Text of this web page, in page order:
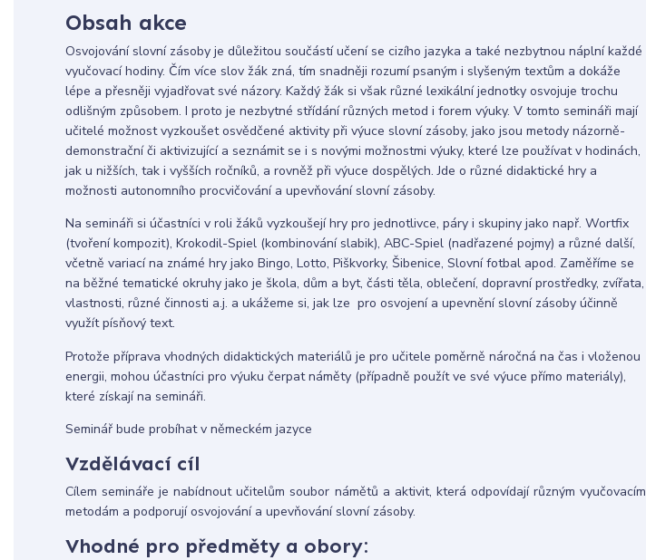
Obsah akce
Osvojování slovní zásoby je důležitou součástí učení se cizího jazyka a také nezbytnou náplní každé
vyučovací hodiny. Čím více slov žák zná, tím snadněji rozumí psaným i slyšeným textům a dokáže
lépe a přesněji vyjadřovat své názory. Každý žák si však různé lexikální jednotky osvojuje trochu
odlišným způsobem. I proto je nezbytné střídání různých metod i forem výuky. V tomto semináři mají
učitelé možnost vyzkoušet osvědčené aktivity při výuce slovní zásoby, jako jsou metody názorně-
demonstrační či aktivizující a seznámit se i s novými možnostmi výuky, které lze používat v hodinách,
jak u nižších, tak i vyšších ročníků, a rovněž při výuce dospělých. Jde o různé didaktické hry a
možnosti autonomního procvičování a upevňování slovní zásoby.
Na semináři si účastníci v roli žáků vyzkoušejí hry pro jednotlivce, páry i skupiny jako např. Wortfix
(tvoření kompozit), Krokodil-Spiel (kombinování slabik), ABC-Spiel (nadřazené pojmy) a různé další,
včetně variací na známé hry jako Bingo, Lotto, Piškvorky, Šibenice, Slovní fotbal apod. Zaměříme se
na běžné tematické okruhy jako je škola, dům a byt, části těla, oblečení, dopravní prostředky, zvířata,
vlastnosti, různé činnosti a.j. a ukážeme si, jak lze pro osvojení a upevnění slovní zásoby účinně
využít písňový text.
Protože příprava vhodných didaktických materiálů je pro učitele poměrně náročná na čas i vloženou
energii, mohou účastníci pro výuku čerpat náměty (případně použít ve své výuce přímo materiály),
které získají na semináři.
Seminář bude probíhat v německém jazyce
Vzdělávací cíl
Cílem semináře je nabídnout učitelům soubor námětů a aktivit, která odpovídají různým vyučovacím
metodám a podporují osvojování a upevňování slovní zásoby.
Vhodné pro předměty a obory: